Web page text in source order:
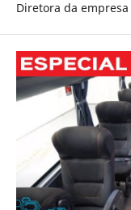
Diretora da